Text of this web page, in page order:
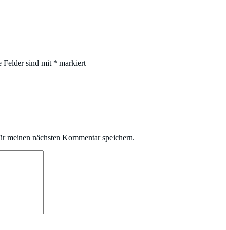
Felder sind mit * markiert
meinen nächsten Kommentar speichern.